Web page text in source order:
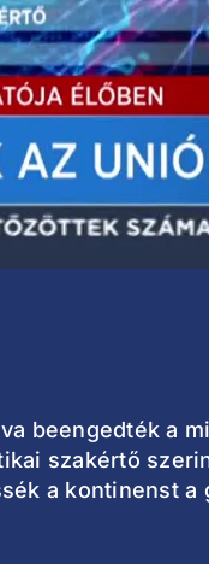
beengedték a
szakértő
a kontinenst a